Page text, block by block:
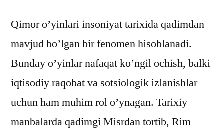
Qimor o’yinlari insoniyat tarixida qadimdan
mavjud bo’lgan bir fenomen hisoblanadi.
Bunday o’yinlar nafaqat ko’ngil ochish, balki
iqtisodiy raqobat va sotsiologik izlanishlar
uchun ham muhim rol o’ynagan. Tarixiy
manbalarda qadimgi Misrdan tortib, Rim